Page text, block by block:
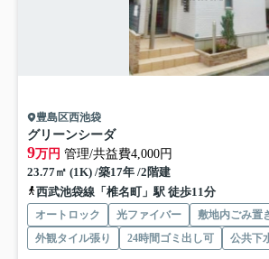
豊島区西池袋
グリーンシーダ
9万円 管理/共益費4,000円
23.77㎡ (1K) /築17年 /2階建
西武池袋線「椎名町」駅 徒歩11分
オートロック 光ファイバー
敷地内ごみ置
外観タイル張り
24時間ゴミ出し可 公共下